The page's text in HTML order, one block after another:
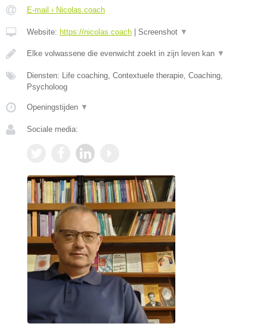
E-mail › Nicolas.coach
Website: https://nicolas.coach Screenshot ▼
Elke volwassene die evenwicht zoekt in zijn leven kan ▼
Diensten: Life coaching, Contextuele therapie, Coaching,
Psycholoog
Openingstijden ▼
Sociale media: